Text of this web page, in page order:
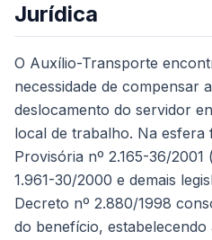
Jurídica
O Auxílio-Transporte
necessidade de compensar
deslocamento do servidor
local de trabalho. Na esfera
Provisória nº 2.165-36/
1.961-30/2000 e demais
Decreto nº 2.880/1998
do benefício,